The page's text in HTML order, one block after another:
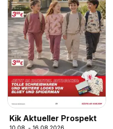
Kik Aktueller Prospekt